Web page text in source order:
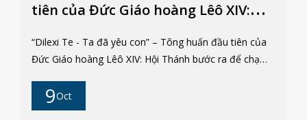
9Oct
tiên của Đức Giáo hoàng Lêô XIV:
thân thể Đức Kitô nơi người nghèo
“Dilexi Te - Ta đã yêu con” – Tông huấn đầu tiên của
Đức Giáo hoàng Lêô XIV: Hội Thánh bước ra để chạm
Tuấn, aa Một khởi đầu mang dấu ấn Phanxicô Ngày 4
tháng Mười năm 2025, đúng lễ kính Thánh Phanxicô